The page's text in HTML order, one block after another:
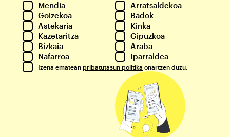
Mendia
Arratsaldekoa
Goizekoa
Badok
Astekaria
Kinka
Kazetaritza
Gipuzkoa
Bizkaia
Araba
Nafarroa
Iparraldea
Izena ematean pribatutasun politika onartzen duzu.